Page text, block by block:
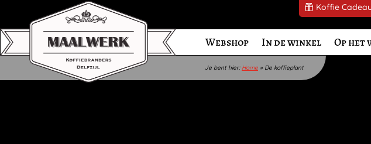
Koffie Cadeau
Webshop In de winkel Op het
Je bent hier: Home » De koffieplant